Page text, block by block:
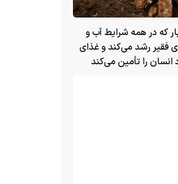
که در همه شرایط آب و
فقیر رشد می‌کند و غذای
انسان را تأمین می‌کند